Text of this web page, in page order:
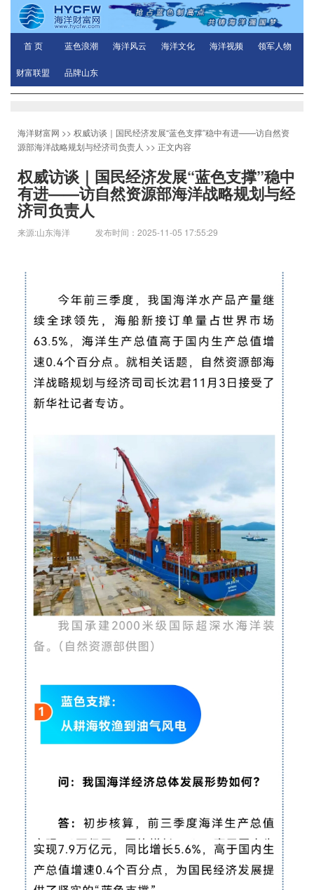
首 页 蓝色浪潮 海洋风云 海洋文化 海洋视频 领军人物
财富联盟 品牌山东
海洋财富网 >> 权威访谈｜国民经济发展“蓝色支撑”稳中有进——访自然资
源部海洋战略规划与经济司负责人 >> 正文内容
权威访谈｜国民经济发展“蓝色支撑”稳中
有进——访自然资源部海洋战略规划与经
济司负责人
来源:山东海洋 发布时间：2025-11-05 17:55:29